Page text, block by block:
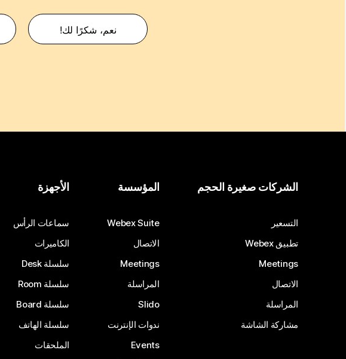
نعم، شكرًا لك!
الشركات صغيرة الحجم
التسعير
تطبيق Webex
Meetings
الاتصال
المراسلة
مشاركة الشاشة
المؤسسة
Webex Suite
الاتصال
Meetings
المراسلة
Slido
ندوات الإنترنت
Events
الأجهزة
سماعات الرأس
الكاميرات
سلسلة Desk
سلسلة Room
سلسلة Board
سلسلة الهاتف
الملحقات